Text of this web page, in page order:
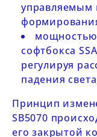
управляемым
мощностью
софтбокса
регулируя
падения
Принцип
SB5070
его закрытой